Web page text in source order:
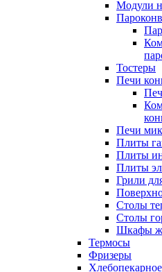
Модули
Тостеры
Печи
Печи
Плиты
Плиты
Плиты
Грили
Столы
Столы
Шкафы
Термосы
Фризеры